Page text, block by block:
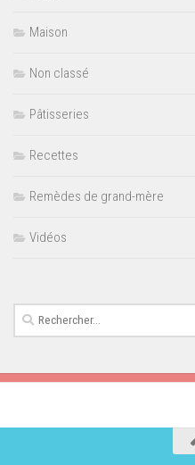
Maison
Non classé
Pâtisseries
Recettes
Remèdes de grand-mère
Vidéos
Rechercher :